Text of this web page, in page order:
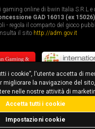
online di bwin Italia S.R.L e
GAD 16013 (ex 15026)
- regola il comparto del gioco
il sito http://adm.gov.it
a 3.010€ scarica
i cookie”, l'utente accetta di
migliorare la navigazione del
nelle nostre attività di
Impostazioni cookie
Accetta tutti i cookie